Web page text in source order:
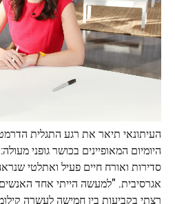
העיתונאי תיאר את רגע התגלית
היומיום המאופיינים בכושר גופני
סדירות ואורח חיים פעיל ואתלטי
אגרסיבית. "למעשה הייתי אחד
רצתי בקביעות בין חמישה לעשרה